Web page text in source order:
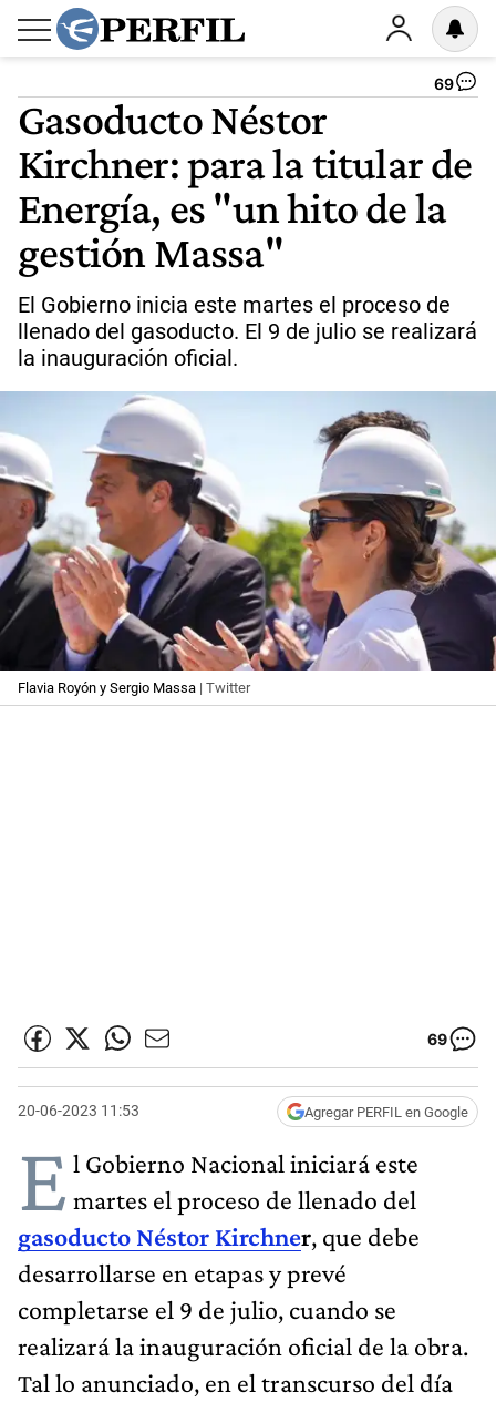
69
Gasoducto Néstor
Kirchner: para la titular de
Energía, es "un hito de la
gestión Massa"
El Gobierno inicia este martes el proceso de
llenado del gasoducto. El 9 de julio se realizará
la inauguración oficial.
Flavia Royón y Sergio Massa | Twitter
69
20-06-2023 11:53 Agregar PERFIL en Google
E l Gobierno Nacional iniciará este
martes el proceso de llenado del
gasoducto Néstor Kirchner, que debe
desarrollarse en etapas y prevé
completarse el 9 de julio, cuando se
realizará la inauguración oficial de la obra.
Tal lo anunciado, en el transcurso del día